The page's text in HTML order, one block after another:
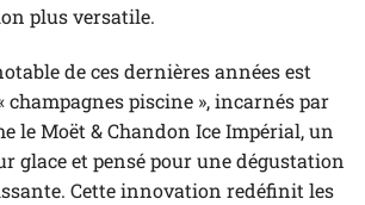
plus versatile.
de ces dernières années est
champagnes piscine », incarnés par
le Moët & Chandon Ice Impérial, un
glace et pensé pour une dégustation
Cette innovation redéfinit les